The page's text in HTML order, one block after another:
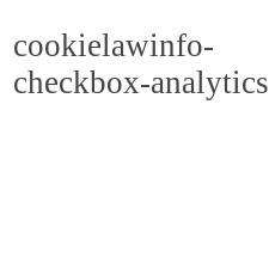
cookielawinfo-
checkbox-analytics